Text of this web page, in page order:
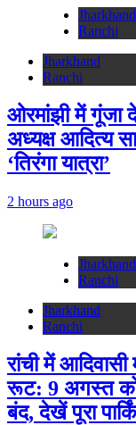
Jharkhand
Ranchi
Jharkhand
Ranchi
ओरमांझी में गूंजा
अध्यक्ष आदित्य
‘तिरंगा यात्रा’
2 hours ago
Jharkhand
Ranchi
Jharkhand
Ranchi
रांची में
रूट: 9 अगस्त को
बंद, देखें पूरा